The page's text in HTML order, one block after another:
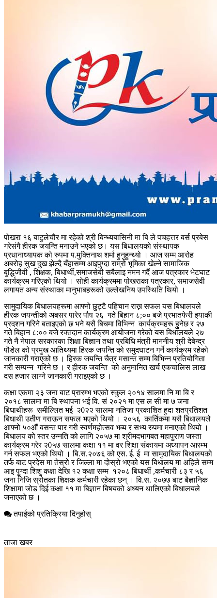
पोखरा १६ बाटुलेचौर मा रहेको श्री बिन्ध्यबासिनी मा बि ले पचहत्तर बर्स प्रबेस
गरेसंगै हीरक जयन्ति मनाउने भएको छ। यस बिधालयको संस्थापक
प्रधानाध्यापक को रुपमा प.मुक्तिनाथ शर्मा हुनुहुन्थ्यो । आज सम्म आरोह
अबरोह सुख दुख झेल्दै यँहासम्म आइपुग्दा राम्रो भूमिका खेल्ने सामाजिक
बुद्धिजीवी , शिक्षक, बिधार्थी,समाजसेबी सबैलाइ नमन गर्दै आज पत्रकार भेटघाट
कार्यक्रम गरिएको थियो । सोही कार्यक्रममा पोखराका पत्रकार, समाजसेवी
लगायत अन्य संस्थाका मानुभाबहरूको उल्लेखनिय उपस्थिति थियो ।
सामुदायिक बिधालयहरूमा आफ्नो छुट्टै पहिचान राख्न सफल यस बिधालयले
हीरक जयन्तीको अबसर पारेर पौष २६ गते बिहान ८;०० बजे प्रभातफेरी झ्याकी
प्रदशन गरिने बताइएको छ भने यसै बिचमा विभिन्न कार्यक्रमहरू हुुुुनेछ र २७
गते बिहान ८:०० बजे रक्तदान कार्यक्रम आयोजना गरेको यस बिधालयले २७
गते नै नेपाल सरकारका शिक्षा बिज्ञान तथा प्रबिधि मंत्री माननीय श्री देबेन्द्र
पौडेल को प्रमुख आतिथ्यमा हिरक जयन्ति को समुदघाटन गर्ने कार्यक्रम रहेको
जानकारी गराएको छ । हिरक जयन्ति चैत्र मसान्त सम्म बिभिन्न प्रतियोगिता
गरी सम्पन्न गरिने छ । र हीरक जयन्ति को अनुमानित खर्च एकचालिस लाख
दस हजार लाग्ने जानकारी गराइएको छ ।
कक्षा एकमा २३ जना बाट प्रारम्भ भएको स्कुल २०१४ सालमा नि मा बि र
२०१८ सालमा मा बि स्थापना भई वि. सं २०२१ मा एस ल सी मा ७ जना
बिधाथीहरू समील्लित भई २0२२ सालमा नतिजा प्रकाशित हुदा शतप्रतिशत
बिधाथी उतीण गराऊन सफल भएको थियो । २०५६ कार्तिकमा यसै बिधालयले
आफ्नो ५०औं बसन्त पार गरी स्वर्णमहोत्सव भब्य र सभ्य रुपमा मनाएको थियो ।
बिधालय को स्तर उन्नति को लागि २०५७ मा श्रीमदभागबत महापुराण जस्ता
कार्यक्रम गरेर २0५७ सालमा कक्षा ११ मा वर शिक्षा संकायमा अध्यापन आरम्भ
गर्न सफल भएको थियो । बि.स.२०७६ को एस. ई. ई मा सामुदायिक बिधालयको
तर्फ बाट प्रदेस मा तेस्रो र जिल्ला मा दोस्रो भएको यस बिधालय मा अहिले सम्म
आइ पुग्दा शिशु कक्षा देखि १२ कक्षा सम्म १२०८ बिधार्थी ,कर्मचारी ८३ र ५६
जना निजि स्रोतका शिक्षक कर्मचारी रहेका छन् । वि.स. २०७७ बाट बैज्ञानिक
शिक्षामा जोड दिई कक्षा ११ मा बिज्ञान बिषयको अध्यन थालिएको बिधालयले
जनाएको छ ।
तपाईको प्रतिक्रिया दिनुहोस्
ताजा खबर